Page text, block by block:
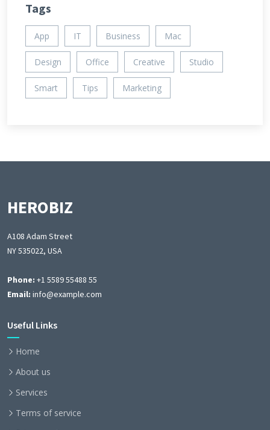
Tags
App IT Business Mac
Design Office Creative Studio
Smart Tips Marketing
HEROBIZ
A108 Adam Street
NY 535022, USA
Phone: +1 5589 55488 55
Email: info@example.com
Useful Links
Home
About us
Services
Terms of service